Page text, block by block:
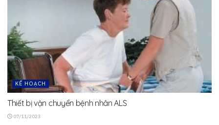
KẾ HOẠCH
Thiết bị vận chuyển bệnh nhân ALS
07/11/2023